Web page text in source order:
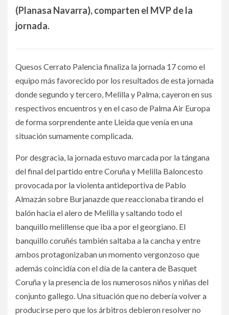
(Planasa Navarra), comparten el MVP de la
jornada.
Quesos Cerrato Palencia finaliza la jornada 17 como el
equipo más favorecido por los resultados de esta jornada
donde segundo y tercero, Melilla y Palma, cayeron en sus
respectivos encuentros y en el caso de Palma Air Europa
de forma sorprendente ante Lleida que venía en una
situación sumamente complicada.
Por desgracia, la jornada estuvo marcada por la tángana
del final del partido entre Coruña y Melilla Baloncesto
provocada por la violenta antideportiva de Pablo
Almazán sobre Burjanazde que reaccionaba tirando el
balón hacia el alero de Melilla y saltando todo el
banquillo melillense que iba a por el georgiano. El
banquillo coruñés también saltaba a la cancha y entre
ambos protagonizaban un momento vergonzoso que
además coincidía con el día de la cantera de Basquet
Coruña y la presencia de los numerosos niños y niñas del
conjunto gallego. Una situación que no debería volver a
producirse pero que los árbitros debieron resolver no